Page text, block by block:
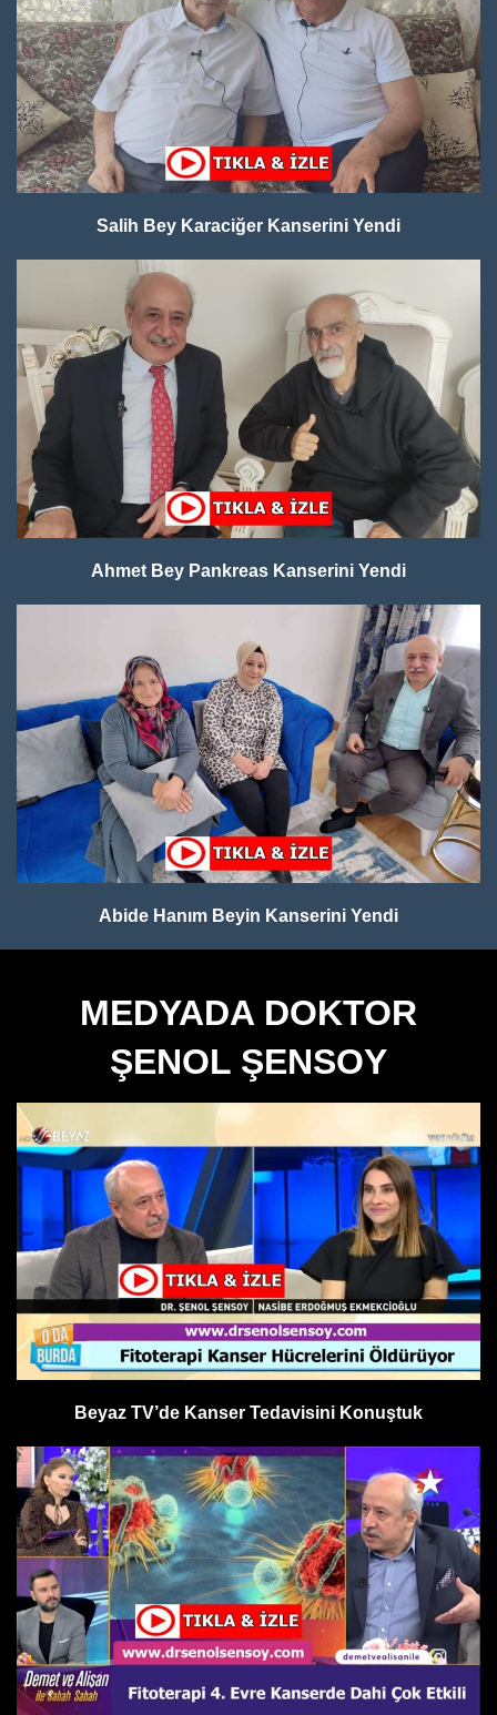
Salih Bey Karaciğer Kanserini Yendi
Ahmet Bey Pankreas Kanserini Yendi
Abide Hanım Beyin Kanserini Yendi
MEDYADA DOKTOR
ŞENOL ŞENSOY
Beyaz TV’de Kanser Tedavisini Konuştuk